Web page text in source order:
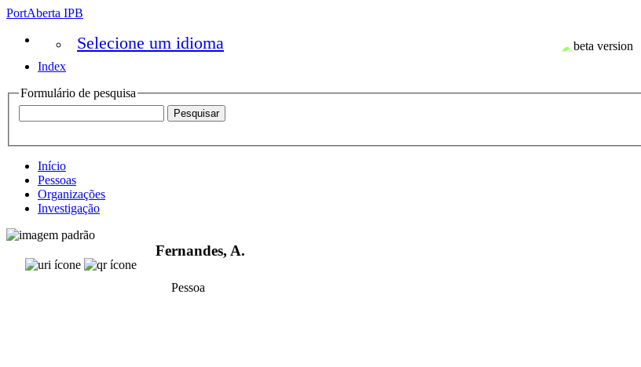
PortAberta IPB
Selecione um idioma
Index
Formulário de pesquisa
Início
Pessoas
Organizações
Investigação
Fernandes, A.
Pessoa